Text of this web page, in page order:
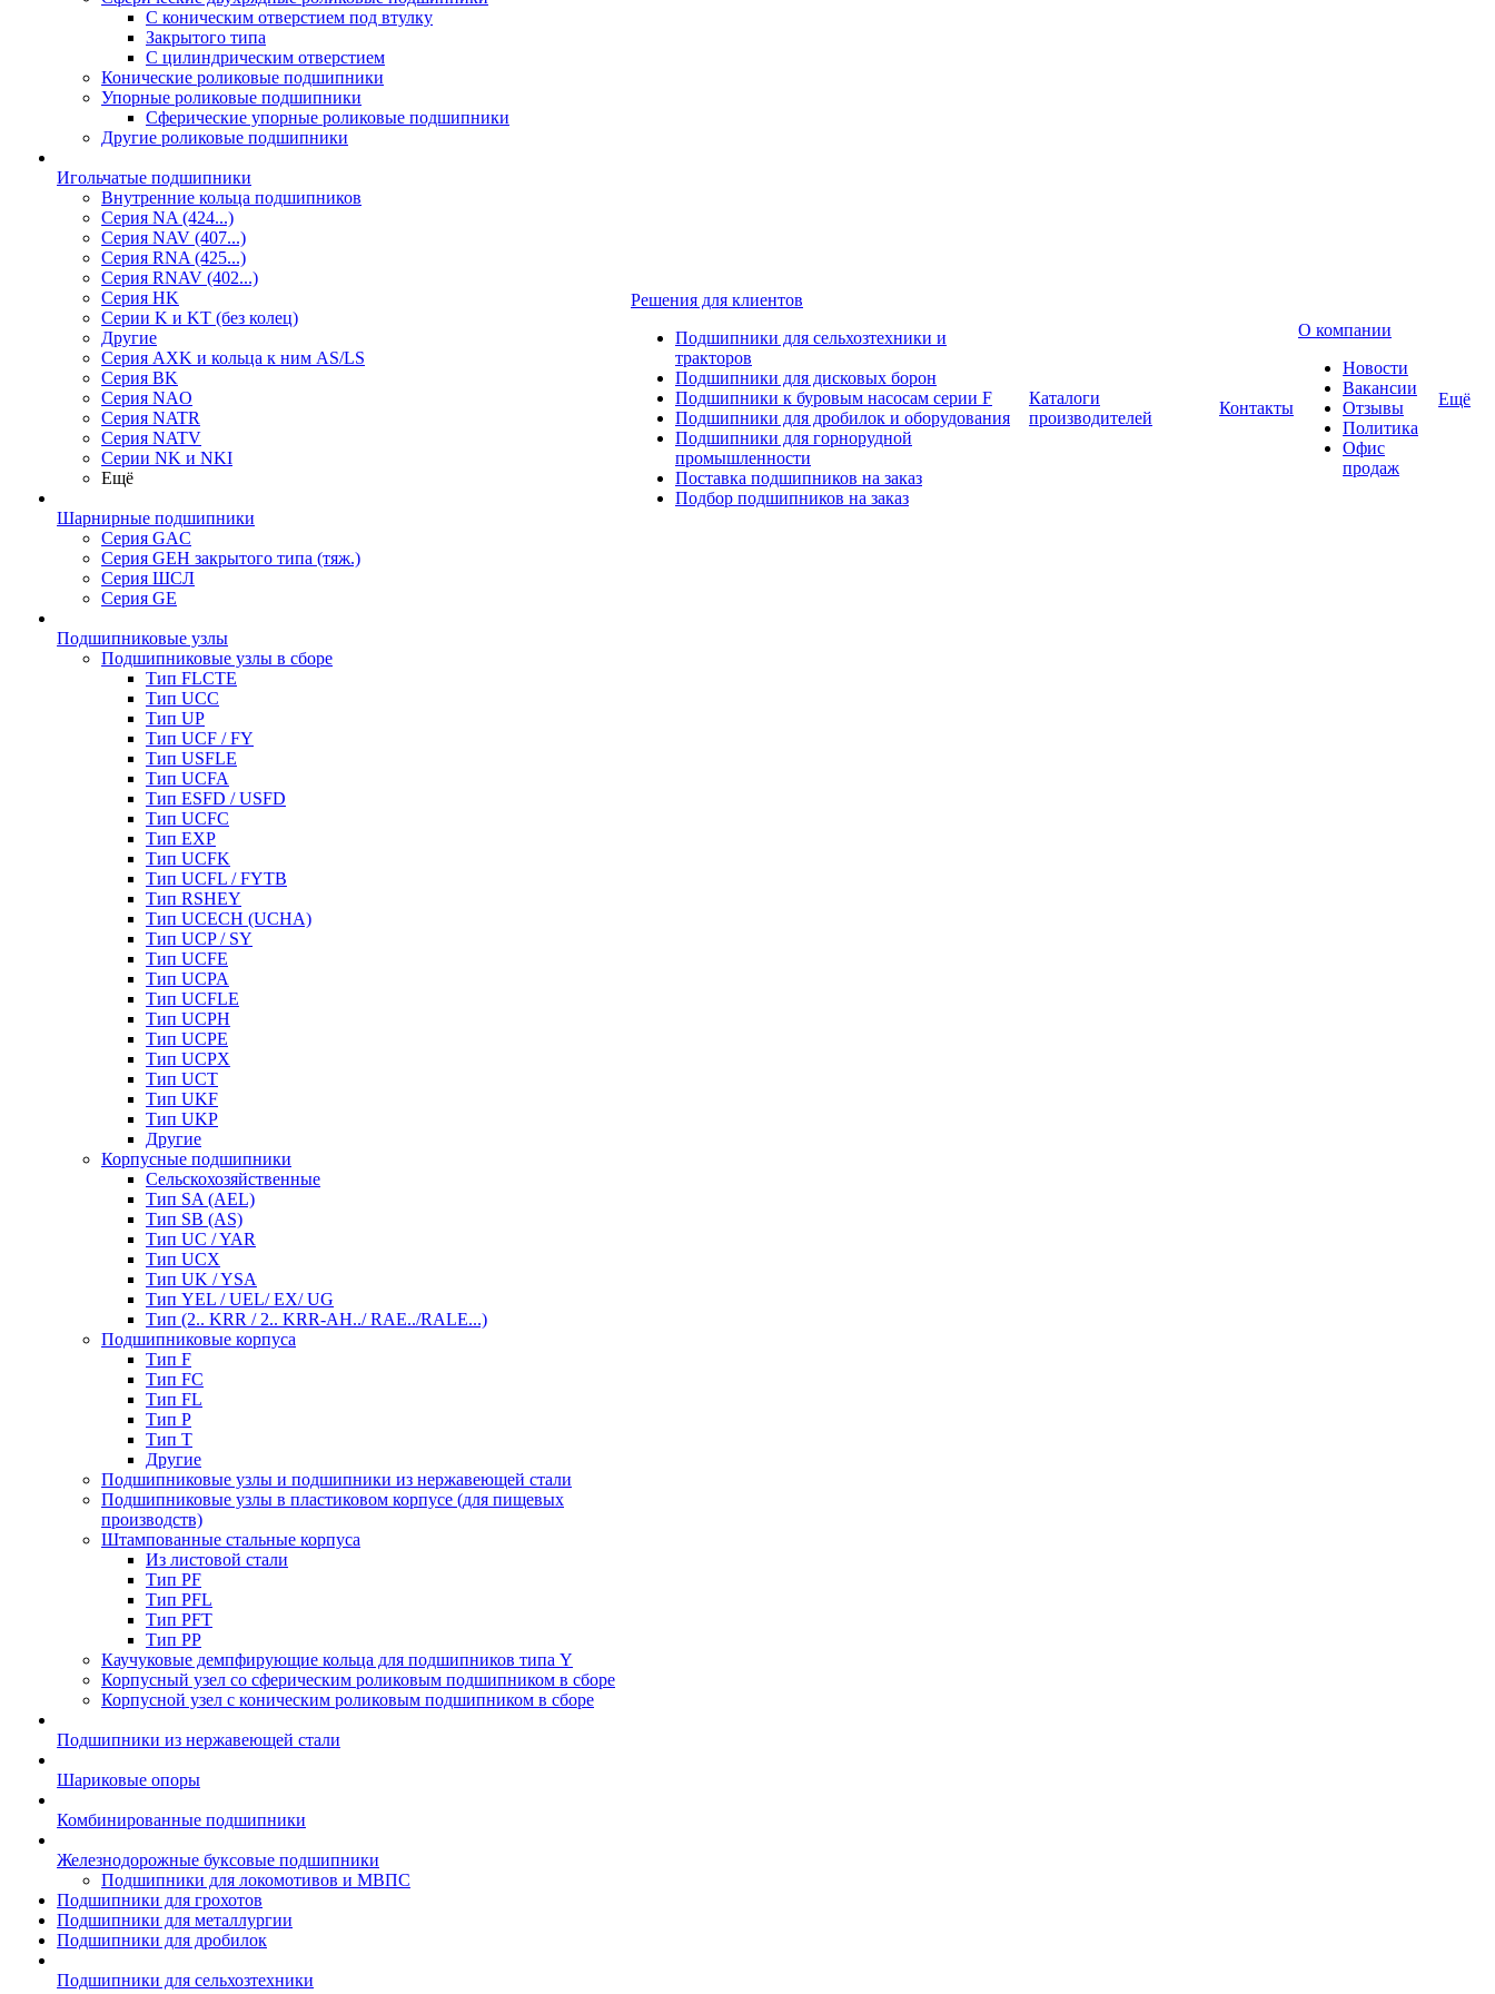
С коническим отверстием под втулку
Закрытого типа
С цилиндрическим отверстием
Конические роликовые подшипники
Упорные роликовые подшипники
Сферические упорные роликовые подшипники
Другие роликовые подшипники
Игольчатые подшипники
Внутренние кольца подшипников
Серия NA (424...)
Серия NAV (407...)
Серия RNA (425...)
Серия RNAV (402...)
Серия HK
Серии K и KT (без колец)
Другие
Серия AXK и кольца к ним AS/LS
Серия BK
Серия NAO
Серия NATR
Серия NATV
Серии NK и NKI
Ещё
Шарнирные подшипники
Серия GAC
Серия GEH закрытого типа (тяж.)
Серия ШСЛ
Серия GE
Подшипниковые узлы
Подшипниковые узлы в сборе
Тип FLCTE
Тип UCC
Тип UP
Тип UCF / FY
Тип USFLE
Тип UCFA
Тип ESFD / USFD
Тип UCFC
Тип EXP
Тип UCFK
Тип UCFL / FYTB
Тип RSHEY
Тип UCECH (UCHA)
Тип UCP / SY
Тип UCFE
Тип UCPA
Тип UCFLE
Тип UCPH
Тип UCPE
Тип UCPX
Тип UCT
Тип UKF
Тип UKP
Другие
Корпусные подшипники
Сельскохозяйственные
Тип SA (AEL)
Тип SB (AS)
Тип UC / YAR
Тип UCX
Тип UK / YSA
Тип YEL / UEL/ EX/ UG
Тип (2.. KRR / 2.. KRR-AH../ RAE../RALE...)
Подшипниковые корпуса
Тип F
Тип FC
Тип FL
Тип P
Тип T
Другие
Подшипниковые узлы и подшипники из нержавеющей стали
Подшипниковые узлы в пластиковом корпусе (для пищевых
производств)
Штампованные стальные корпуса
Из листовой стали
Тип PF
Тип PFL
Тип PFT
Тип PP
Каучуковые демпфирующие кольца для подшипников типа Y
Корпусный узел со сферическим роликовым подшипником в сборе
Корпусной узел с коническим роликовым подшипником в сборе
Подшипники из нержавеющей стали
Шариковые опоры
Комбинированные подшипники
Железнодорожные буксовые подшипники
Подшипники для локомотивов и МВПС
Подшипники для грохотов
Подшипники для металлургии
Подшипники для дробилок
Подшипники для сельхозтехники
Решения для клиентов
Подшипники для сельхозтехники и
тракторов
Подшипники для дисковых борон
Подшипники к буровым насосам серии F
Подшипники для дробилок и оборудования
Подшипники для горнорудной
промышленности
Поставка подшипников на заказ
Подбор подшипников на заказ
Каталоги
производителей
Контакты
О компании
Новости
Вакансии
Отзывы
Политика
Офис
продаж
Ещё